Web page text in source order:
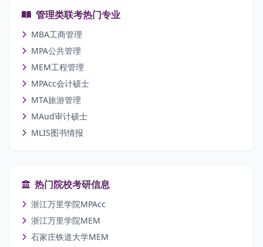
管理类联考热门专业
MBA工商管理
MPA公共管理
MEM工程管理
MPAcc会计硕士
MTA旅游管理
MAud审计硕士
MLIS图书情报
热门院校考研信息
浙江万里学院MPAcc
浙江万里学院MEM
石家庄铁道大学MEM